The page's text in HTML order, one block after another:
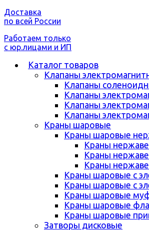
Доставка
по всей России
Работаем только
с юр.лицами и ИП
Каталог товаров
Клапаны
Клапаны
Клапаны
Клапаны
Клапаны
Краны шаровые
Краны шаровые
Краны
Краны
Краны
Краны шаровые с
Краны шаровые с
Краны шаровые
Краны шаровые
Краны шаровые
Затворы дисковые